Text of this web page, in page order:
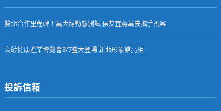
雙北合作里程碑！萬大線動態測試 侯友宜蔣萬安攜手視察
高齡健康產業博覽會8/7盛大登場 新北形象館亮相
投訴信箱